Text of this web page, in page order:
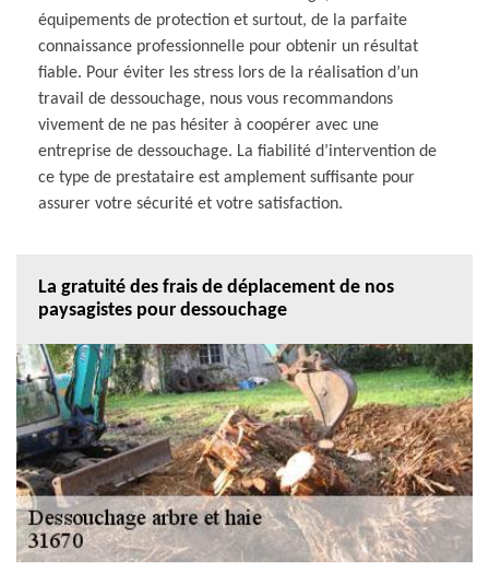
équipements de protection et surtout, de la parfaite
connaissance professionnelle pour obtenir un résultat
fiable. Pour éviter les stress lors de la réalisation d’un
travail de dessouchage, nous vous recommandons
vivement de ne pas hésiter à coopérer avec une
entreprise de dessouchage. La fiabilité d’intervention de
ce type de prestataire est amplement suffisante pour
assurer votre sécurité et votre satisfaction.
La gratuité des frais de déplacement de nos
paysagistes pour dessouchage